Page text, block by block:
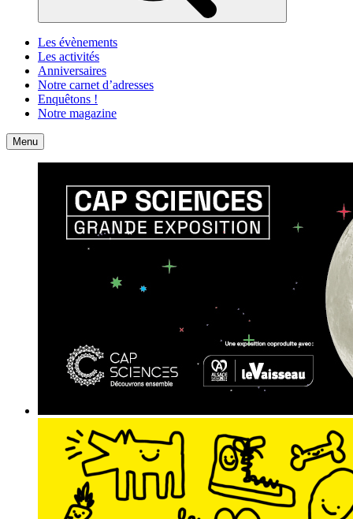
Les évènements
Les activités
Anniversaires
Notre carnet d’adresses
Enquêtons !
Notre magazine
Accueil
Menu Contact